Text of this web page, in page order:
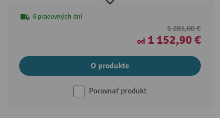
6 pracovných dní
1 281,00 €
od 1 152,90 €
O produkte
Porovnať produkt